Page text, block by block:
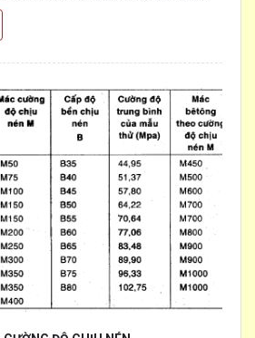
giờ. Dựa theo tiêu chuẩn của việt
sử dụng vận tốc xung siêu âm.